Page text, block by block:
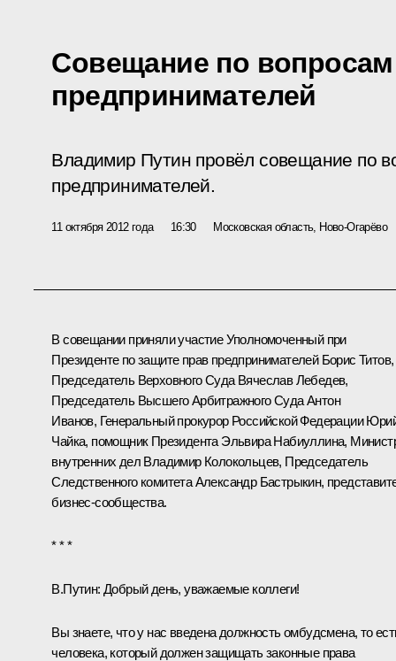
Совещание по
предпринимателей
Владимир Путин провёл совещание по
предпринимателей.
11 октября 2012 года 16:30 Московская область, Ново-Огарёво
В совещании приняли участие Уполномоченный при
Президенте по защите прав предпринимателей Борис Титов,
Председатель Верховного Суда Вячеслав Лебедев,
Председатель Высшего Арбитражного СудаАнтон
Иванов, Генеральный прокурор Российской Федерации
Чайка, помощник Президента Эльвира Набиуллина,
внутренних дел Владимир Колокольцев, Председатель
Следственного комитетаАлександр Бастрыкин,
бизнес-сообщества.
* * *
В.Путин: Добрый день, уважаемые коллеги!
Вы знаете, что у нас введена должность омбудсмена, то
человека, который должен защищать законные права